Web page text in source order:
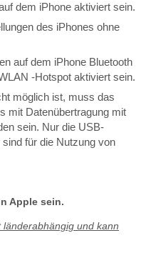
dem iPhone aktiviert sein.
des iPhones ohne
auf dem iPhone Bluetooth
-Hotspot aktiviert sein.
möglich ist, muss das
mit Datenübertragung mit
sein. Nur die USB-
für die Nutzung von
Apple sein.
und kann